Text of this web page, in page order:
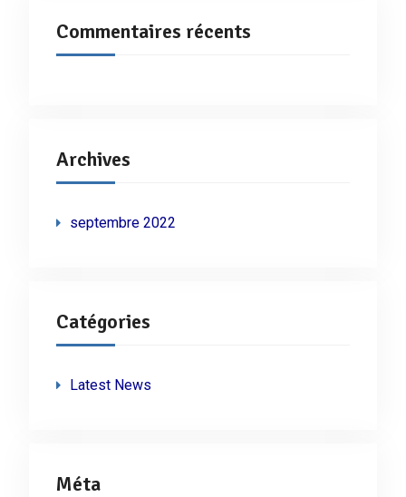
Commentaires récents
Archives
septembre 2022
Catégories
Latest News
Méta